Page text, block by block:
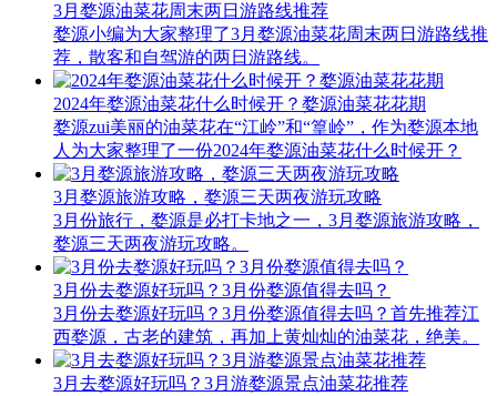
3月婺源油菜花周末两日游路线推荐
婺源小编为大家整理了3月婺源油菜花周末两日游路线推
荐，散客和自驾游的两日游路线。
2024年婺源油菜花什么时候开？婺源油菜花花期
婺源zui美丽的油菜花在“江岭”和“篁岭”，作为婺源本地
人为大家整理了一份2024年婺源油菜花什么时候开？
3月婺源旅游攻略，婺源三天两夜游玩攻略
3月份旅行，婺源是必打卡地之一，3月婺源旅游攻略，
婺源三天两夜游玩攻略。
3月份去婺源好玩吗？3月份婺源值得去吗？
3月份去婺源好玩吗？3月份婺源值得去吗？​首先推荐江
西婺源，古老的建筑，再加上黄灿灿的油菜花，绝美。
3月去婺源好玩吗？3月游婺源景点油菜花推荐